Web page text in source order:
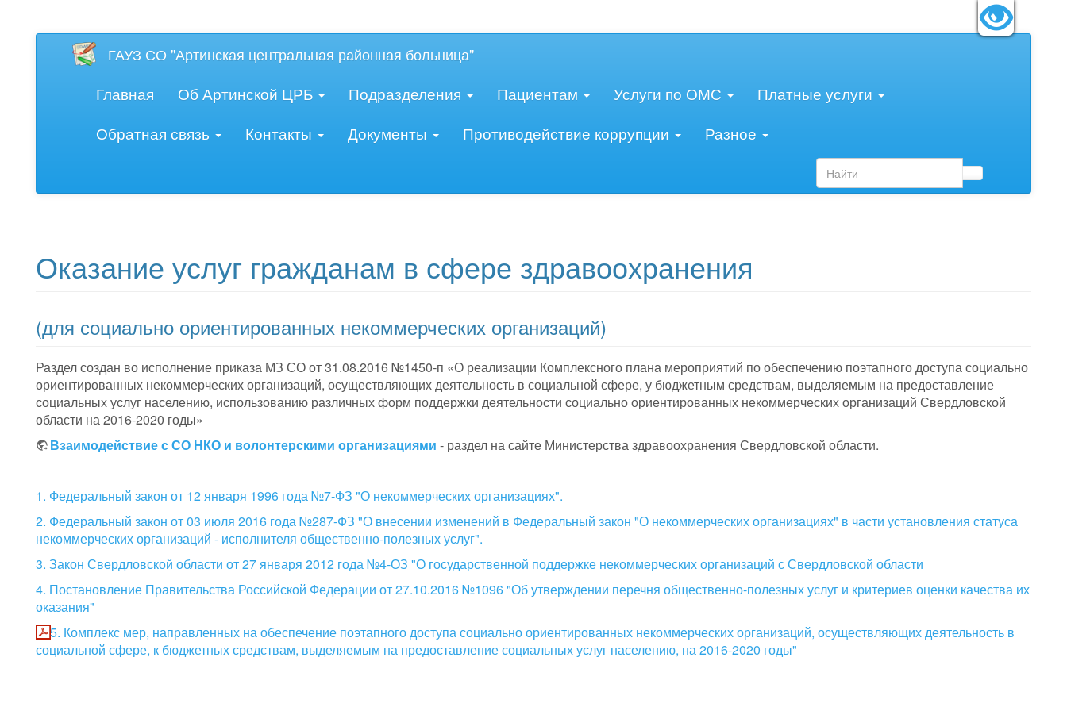
ГАУЗ СО "Артинская центральная районная больница"
Главная Об Артинской ЦРБ Подразделения Пациентам Услуги по ОМС
Платные услуги
Обратная связь
Контакты Документы Противодействие коррупции Разное
Оказание услуг гражданам в сфере здравоохранения
(для социально ориентированных некоммерческих организаций)
Раздел создан во исполнение приказа МЗ СО от 31.08.2016 №1450-п «О реализации Комплексного плана мероприятий по обеспечению поэтапного доступа социально
ориентированных некоммерческих организаций, осуществляющих деятельность в социальной сфере, у бюджетным средствам, выделяемым на предоставление
социальных услуг населению, использованию различных форм поддержки деятельности социально ориентированных некоммерческих организаций Свердловской
области на 2016-2020 годы»
Взаимодействие с СО НКО и волонтерскими организациями - раздел на сайте Министерства здравоохранения Свердловской области.
1. Федеральный закон от 12 января 1996 года №7-ФЗ "О некоммерческих организациях".
2. Федеральный закон от 03 июля 2016 года №287-ФЗ "О внесении изменений в Федеральный закон "О некоммерческих организациях" в части установления статуса
некоммерческих организаций - исполнителя общественно-полезных услуг".
3. Закон Свердловской области от 27 января 2012 года №4-ОЗ "О государственной поддержке некоммерческих организаций с Свердловской области
4. Постановление Правительства Российской Федерации от 27.10.2016 №1096 "Об утверждении перечня общественно-полезных услуг и критериев оценки качества их
оказания"
5. Комплекс мер, направленных на обеспечение поэтапного доступа социально ориентированных некоммерческих организаций, осуществляющих деятельность в
социальной сфере, к бюджетных средствам, выделяемым на предоставление социальных услуг населению, на 2016-2020 годы"